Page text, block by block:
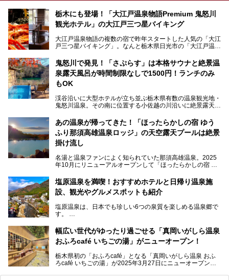
栃木にも登場！「大江戸温泉物語Premium 鬼怒川
観光ホテル」の大江戸三つ星バイキング
大江戸温泉物語の複数の宿で昨年スタートした人気の「大江
戸三つ星バイキング」。なんと栃木県日光市の「大江戸温泉
ここは首都圏から1泊で行きやすい鬼怒川温泉の渓流沿いに
建つホテルで、バイキングの他にも天然温泉の大浴場とサウ
ナ、フリーフローサービスのラウンジなど館内で楽しめるス
ポットがたくさんあり、3世代旅行やグループ旅行にもぴっ
たり。
そんな「大江戸温泉物語Premium 鬼怒川観光ホテル」の魅
力を詳しく紹介しちゃいます。
───
提供元：大江戸温泉物語ホテルズ＆リゾーツ株式会社【P
R】
この記事は大江戸温泉物語Premium 鬼怒川観光ホテルのPR
記事です。
鬼怒川で発見！「さぷらす」は本格サウナと絶景温
泉露天風呂が時間制限なしで1500円！ランチのみ
もOK
渓谷沿いに大型ホテルが立ち並ぶ栃木県有数の温泉観光地・
鬼怒川温泉。その南に位置する小佐越の川沿いに絶景露天風
こだわりのサウナ、掛け流しの水風呂、天然温泉の露天風
呂、食事処、休憩室など備えて、決して大規模施設ではあり
ませんが、鬼怒川温泉観光の行き帰りに、はたまたサウナで
一日リフレッシュするための目的地に！ぜひオススメしたい
スポットです。時間制限も無いので1人1,500円でひがな一
日サウナや温泉を楽しんでお昼も食べてごろごろできちゃい
ますよ。
あの温泉が帰ってきた！「ほったらかしの宿 ゆう
ふり那須高雄温泉ロッジ」の天空露天プールは絶景
掛け流し
名湯と温泉ファンによく知られていた那須高雄温泉。2025
年10月にリニューアルオープンして「ほったらかしの宿 ゆ
した。
那須湯本の温泉街から少し離れた静かな環境、一軒宿ゆえに
許される露天風呂からの絶景、日帰り入浴や素泊まりで気楽
た。
2名1室利用で1人あたり4,500円～と、思い立ったらすぐに
───
提供元：アイコニア・ホスピタリティ株式会社【PR】
この記事はほったらかしの宿 ゆうふり那須高雄温泉ロッジ
塩原温泉を満喫！おすすめホテルと日帰り温泉施
設、観光やグルメスポットも紹介
塩原温泉は、日本でも珍しい6つの泉質を楽しめる温泉郷で
す。
栃木県の北部にある箒川のほとりに11の温泉地が点在し、
古くから多くの人々から癒やしの場として愛されてきまし
た。
温泉に加えて、豊かな自然を感じられる観光スポットや、こ
こでしか味わえないご当地グルメなど、多彩な魅力がある北
幅広い世代がゆったり過ごせる「真岡いがしら温泉
おふろcafé いちごの湯」がニューオープン！
栃木県初の「おふろcafé」となる「真岡いがしら温泉 おふ
ろcafé いちごの湯」が2025年3月27日にニューオープンす